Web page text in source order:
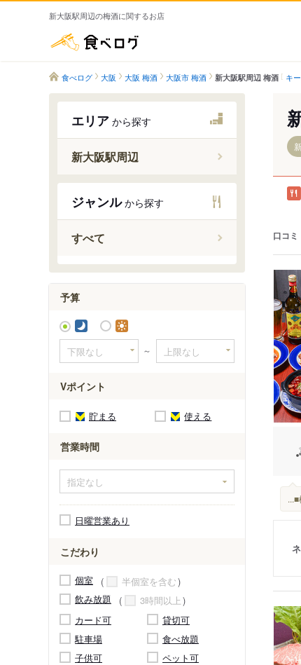
新大阪駅周辺の梅酒に関するお店
食べログ 大阪 大阪 梅酒 大阪市 梅酒 新大阪駅周辺 梅酒 キ
エリア から探す
新大阪駅周辺
東淀
東三
西中
南方駅
ジャンルから探す
すべて
予算
～
Vポイント
貯まる 使える
営業時間
日曜営業あり
こだわり
個室
半個室を含む
飲み放題
3時間以上
カード可
貸切可
駐車場
食べ放題
子供可
ペット可
口コ